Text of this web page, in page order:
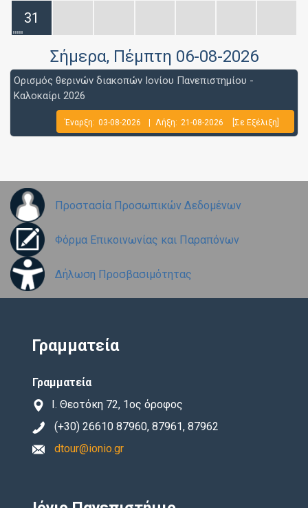
31
Σήμερα, Πέμπτη 06-08-2026
Ορισμός θερινών διακοπών Ιονίου Πανεπιστημίου -
Καλοκαίρι 2026
Έναρξη: 03-08-2026 Λήξη: 21-08-2026 [Σε Εξέλιξη]
Προστασία Προσωπικών Δεδομένων
Φόρμα Επικοινωνίας και Παραπόνων
Δήλωση Προσβασιμότητας
Γραμματεία
Γραμματεία
Ι. Θεοτόκη 72, 1ος όροφος
(+30) 26610 87960, 87961, 87962
dtour@ionio.gr